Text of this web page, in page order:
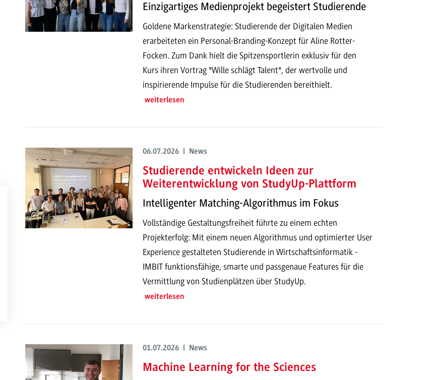
Einzigartiges Medienprojekt begeistert Studierende
Goldene Markenstrategie: Studierende der Digitalen Medien
erarbeiteten ein Personal-Branding-Konzept für Aline Rotter-
Focken. Zum Dank hielt die Spitzensportlerin exklusiv für den
Kurs ihren Vortrag "Wille schlägt Talent", der wertvolle und
inspirierende Impulse für die Studierenden bereithielt.
weiterlesen
06.07.2026 | News
Studierende entwickeln Ideen zur
Weiterentwicklung von StudyUp-Plattform
Intelligenter Matching-Algorithmus im Fokus
Vollständige Gestaltungsfreiheit führte zu einem echten
Projekterfolg: Mit einem neuen Algorithmus und optimierter User
Experience gestalteten Studierende in Wirtschaftsinformatik -
IMBIT funktionsfähige, smarte und passgenaue Features für die
Vermittlung von Studienplätzen über StudyUp.
weiterlesen
01.07.2026 | News
Machine Learning for the Sciences